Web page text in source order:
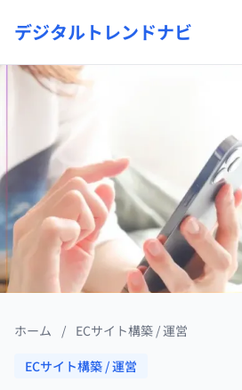
デジタルトレンドナビ
ホーム / ECサイト構築 / 運営
ECサイト構築 / 運営